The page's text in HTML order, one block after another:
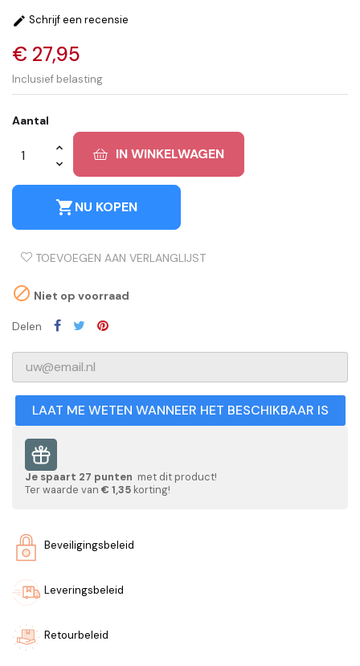
 Schrijf een recensie
€ 27,95
Inclusief belasting
Aantal
IN WINKELWAGEN
shopping_cartNU KOPEN
TOEVOEGEN AAN VERLANGLIJST
 Niet op voorraad
Delen
LAAT ME WETEN WANNEER HET BESCHIKBAAR IS
Je spaart 27 punten met dit product!
Ter waarde van € 1,35 korting!
Beveiligingsbeleid
Leveringsbeleid
Retourbeleid